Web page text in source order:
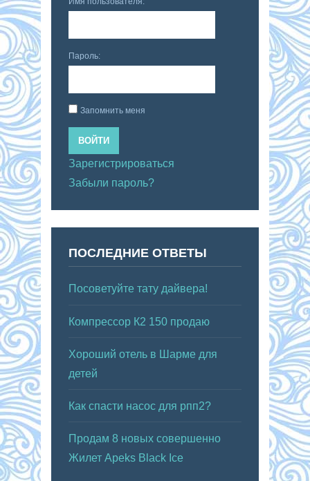
Пароль:
Запомнить меня
ВОЙТИ
Зарегистрироваться
Забыли пароль?
ПОСЛЕДНИЕ ОТВЕТЫ
Посоветуйте тату дайвера!
Компрессор К2 150 продаю
Хороший отель в Шарме для
детей
Как спасти насос для рпп2?
Продам 8 новых совершенно
Жилет Apeks Black Ice